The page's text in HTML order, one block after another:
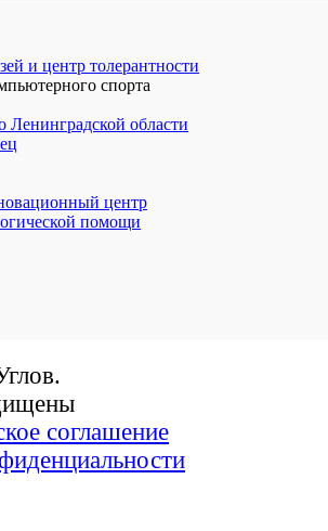
и центр толерантности
спорта
Ленинградской области
центр
помощи
соглашение